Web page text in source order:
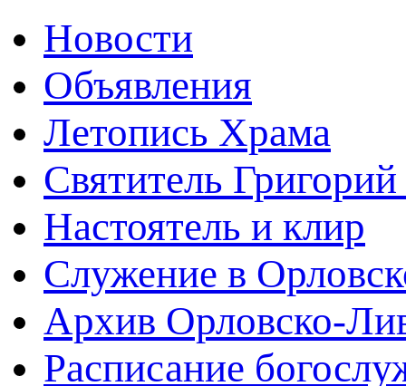
Новости
Объявления
Летопись Храма
Святитель
Настоятель и клир
Служение в
Архив Орловско-
Расписание